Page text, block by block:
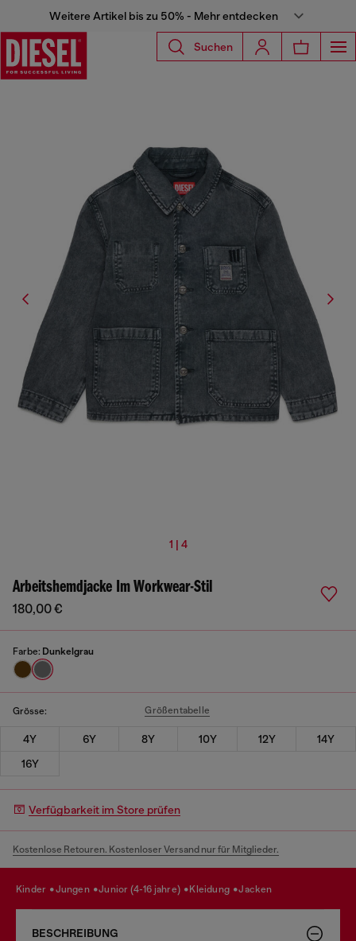
Weitere Artikel bis zu 50% - Mehr entdecken
Suchen
1 | 4
Arbeitshemdjacke Im Workwear-Stil
180,00 €
Farbe: Dunkelgrau
Grösse: Größentabelle
4Y 6Y 8Y 10Y 12Y
14Y
16Y
Verfügbarkeit im Store prüfen
Kostenlose Retouren. Kostenloser Versand nur für Mitglieder.
kinder jungen junior (4-16 jahre) kleidung jacken
BESCHREIBUNG